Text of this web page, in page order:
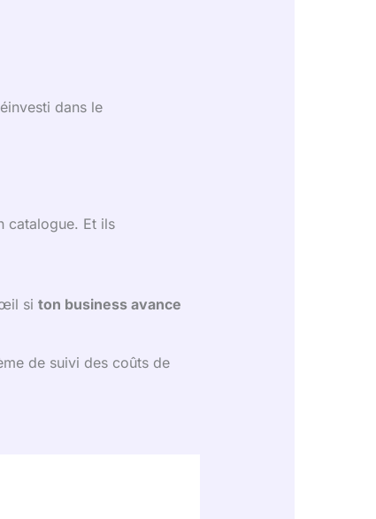
dans le
catalogue. Et ils
si ton business avance
de suivi des coûts de